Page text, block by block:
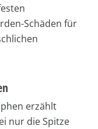
Schäden für
erzählt
nur die Spitze